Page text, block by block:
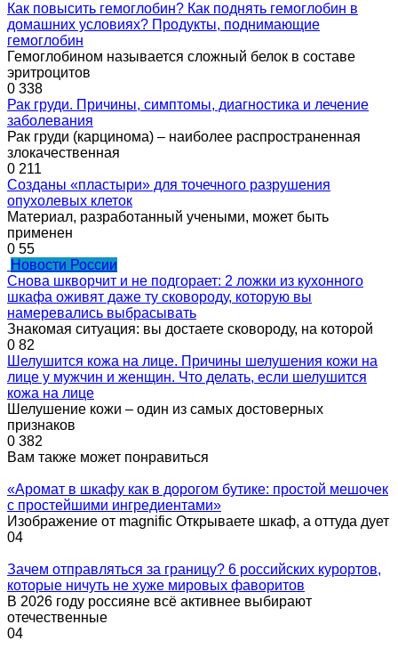
Как повысить гемоглобин? Как поднять гемоглобин в
домашних условиях? Продукты, поднимающие
гемоглобин
Гемоглобином называется сложный белок в составе
эритроцитов
0 338
Рак груди. Причины, симптомы, диагностика и лечение
заболевания
Рак груди (карцинома) – наиболее распространенная
злокачественная
0 211
Созданы «пластыри» для точечного разрушения
опухолевых клеток
Материал, разработанный учеными, может быть
применен
0 55
Новости России
Снова шкворчит и не подгорает: 2 ложки из кухонного
шкафа оживят даже ту сковороду, которую вы
намеревались выбрасывать
Знакомая ситуация: вы достаете сковороду, на которой
0 82
Шелушится кожа на лице. Причины шелушения кожи на
лице у мужчин и женщин. Что делать, если шелушится
кожа на лице
Шелушение кожи – один из самых достоверных
признаков
0 382
Вам также может понравиться
«Аромат в шкафу как в дорогом бутике: простой мешочек
с простейшими ингредиентами»
Изображение от magnific Открываете шкаф, а оттуда дует
04
Зачем отправляться за границу? 6 российских курортов,
которые ничуть не хуже мировых фаворитов
В 2026 году россияне всё активнее выбирают
отечественные
04